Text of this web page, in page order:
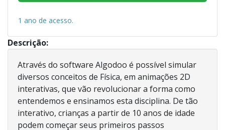
1 ano de acesso.
Descrição:
Através do software Algodoo é possível simular
diversos conceitos de Física, em animações 2D
interativas, que vão revolucionar a forma como
entendemos e ensinamos esta disciplina. De tão
interativo, crianças a partir de 10 anos de idade
podem começar seus primeiros passos